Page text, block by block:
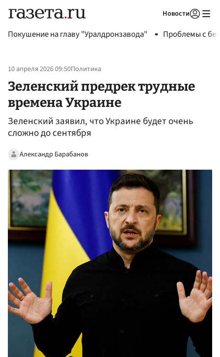
Новости
Покушение на главу "Уралдронзавода" Проблемы с
10 апреля 2026 09:50Политика
Зеленский предрек трудные
времена Украине
Зеленский заявил, что Украине будет очень
сложно до сентября
Александр Барабанов